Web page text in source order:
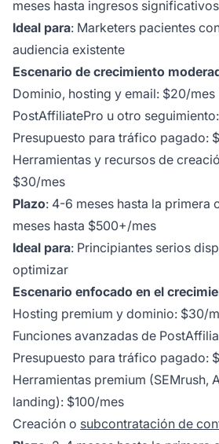
meses hasta ingresos significativos
Ideal para: Marketers pacientes
audiencia existente
Escenario de crecimiento
Dominio, hosting y email: $20/mes
PostAffiliatePro u otro
Presupuesto para tráfico pagado:
Herramientas y recursos de
$30/mes
Plazo: 4-6 meses hasta la primera
meses hasta $500+/mes
Ideal para: Principiantes serios
optimizar
Escenario enfocado en el
Hosting premium y dominio: $30/
Funciones avanzadas de
Presupuesto para tráfico pagado:
Herramientas premium (SEMrush,
landing): $100/mes
Creación o subcontratación de